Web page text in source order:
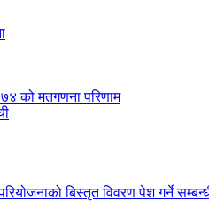
को मतगणना परिणाम
बिस्तृत विवरण पेश गर्ने